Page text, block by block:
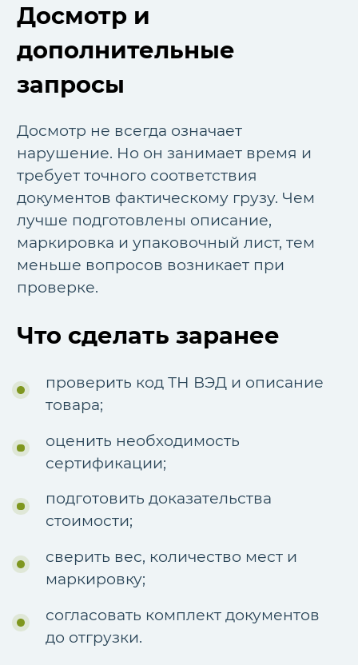
Досмотр и
дополнительные
запросы
Досмотр не всегда означает
нарушение. Но он занимает время и
требует точного соответствия
документов фактическому грузу. Чем
лучше подготовлены описание,
маркировка и упаковочный лист, тем
меньше вопросов возникает при
проверке.
Что сделать заранее
проверить код ТН ВЭД и описание
товара;
оценить необходимость
сертификации;
подготовить доказательства
стоимости;
сверить вес, количество мест и
маркировку;
согласовать комплект документов
до отгрузки.